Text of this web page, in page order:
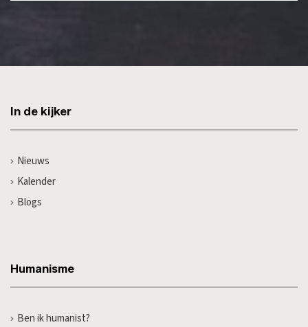
In de kijker
Nieuws
Kalender
Blogs
Humanisme
Ben ik humanist?